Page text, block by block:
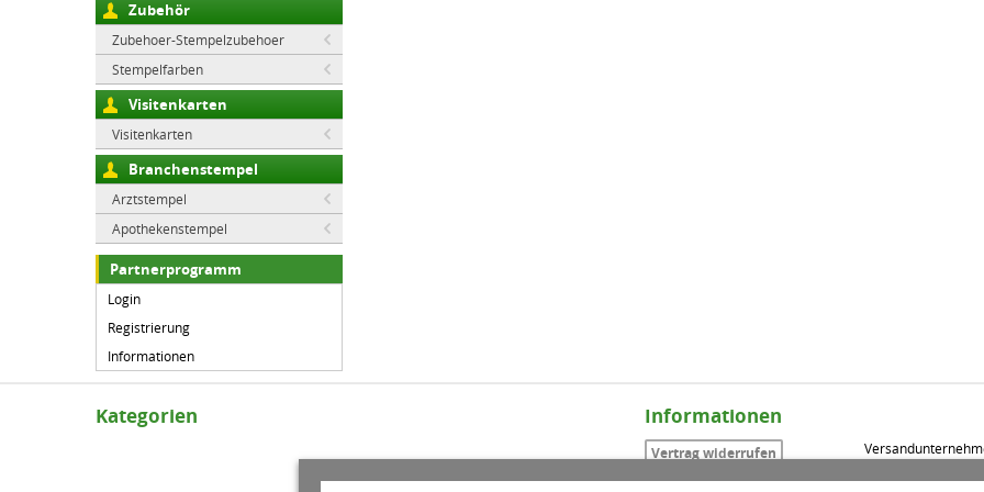
Zubehör
Zubehoer-Stempelzubehoer
Stempelfarben
Visitenkarten
Visitenkarten
Branchenstempel
Arztstempel
Apothekenstempel
Partnerprogramm
Login
Registrierung
Informationen
Kategorien Informationen
Vertrag widerrufen